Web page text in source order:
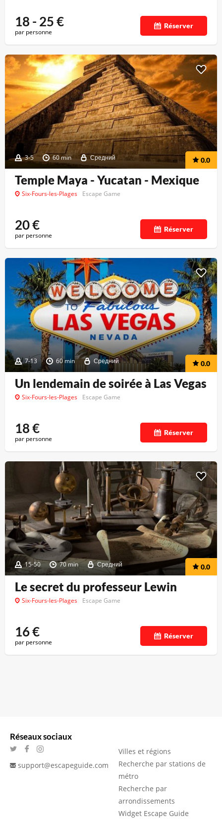
18 - 25€
par personne
Réserver
3-5 60 min Средний 0.0
Temple Maya - Yucatan - Mexique
Six-Fours-les-Plages Escape Game
20€
par personne
Réserver
7-13 60 min Средний 0.0
Un lendemain de soirée à Las Vegas
Six-Fours-les-Plages Escape Game
18€
par personne
Réserver
15-50 70 min Средний 0.0
Le secret du professeur Lewin
Six-Fours-les-Plages Escape Game
16€
par personne
Réserver
Réseaux sociaux
support@escapeguide.com
Villes et régions
Recherche par stations de
métro
Recherche par
arrondissements
Widget Escape Guide